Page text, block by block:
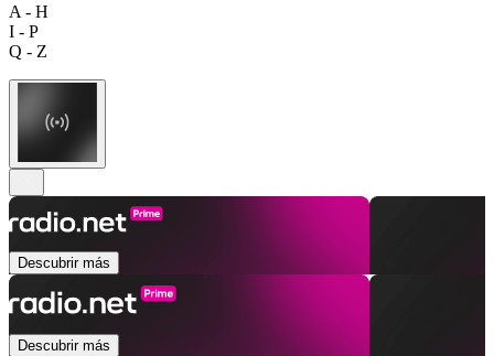
A - H
I - P
Q - Z
Descubrir más
Descubrir más